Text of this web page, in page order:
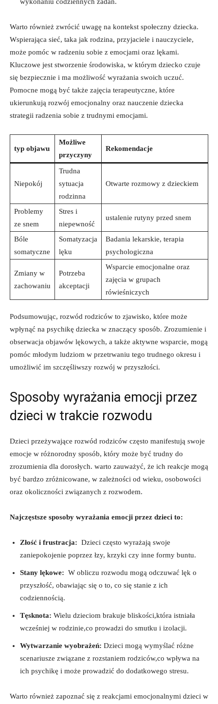
Warto ⁢również zwrócić uwagę na kontekst społeczny ⁢dziecka.
Wspierająca sieć, taka⁣ jak rodzina,​ przyjaciele i nauczyciele,
może pomóc ⁣w⁣ radzeniu sobie z emocjami ‌oraz lękami.
Kluczowe jest stworzenie środowiska, w którym dziecko czuje
się bezpiecznie ‌i ma​ możliwość wyrażania swoich uczuć.
Pomocne mogą być także zajęcia terapeutyczne, ‌które⁤
ukierunkują‍ rozwój emocjonalny oraz nauczenie ​dziecka
⁤strategii radzenia sobie z‍ trudnymi emocjami.
typ objawu
Możliwe
przyczyny
Rekomendacje
Niepokój
Trudna
sytuacja
rodzinna
Otwarte rozmowy z dzieckiem
Problemy
ze snem
Stres i
⁤niepewność
ustalenie rutyny przed snem
Bóle
somatyczne
Somatyzacja
lęku
Badania‍ lekarskie, terapia ​
psychologiczna
Zmiany w
zachowaniu
Potrzeba
⁣akceptacji
Wsparcie‌ emocjonalne oraz
zajęcia⁢ w grupach
rówieśniczych
Podsumowując, ⁢rozwód rodziców to zjawisko, które​ może
‍wpłynąć na psychikę dziecka⁣ w ⁢znaczący sposób. Zrozumienie i
obserwacja objawów lękowych,⁣ a także aktywne ‌wsparcie, mogą
pomóc‌ młodym​ ludziom w przetrwaniu tego trudnego okresu i
umożliwić im szczęśliwszy ⁣rozwój ‍w ⁢przyszłości.
Sposoby wyrażania emocji przez
⁢dzieci​ w trakcie rozwodu
Dzieci przeżywające rozwód rodziców często manifestują swoje
emocje‌ w różnorodny sposób, który ⁣może ‍być trudny do
⁤zrozumienia dla dorosłych.‌ warto zauważyć, że ich⁣ reakcje mogą
​być bardzo⁢ zróżnicowane, w zależności od wieku, osobowości
⁢oraz okoliczności związanych z rozwodem.
Najczęstsze sposoby⁢ wyrażania emocji przez ⁤dzieci to:
Złość i ⁢frustracja: ​ Dzieci często wyrażają swoje
zaniepokojenie⁢ poprzez łzy, krzyki czy inne⁢ formy buntu.
Stany​ lękowe: ⁣ W obliczu⁣ rozwodu⁢ mogą ⁣odczuwać lęk o
przyszłość,⁣ obawiając się o⁣ to, ​co się ‌stanie z ​ich
codziennością.
Tęsknota: Wielu dzieciom ⁣brakuje bliskości,która⁤ istniała
wcześniej w rodzinie,co prowadzi do smutku ⁤i ⁢izolacji.
Wytwarzanie wyobrażeń: Dzieci⁣ mogą wymyślać różne
scenariusze związane z rozstaniem rodziców,co wpływa ​na
ich psychikę i ⁣może prowadzić do dodatkowego stresu.
Warto ‌również zapoznać się ⁢z ‌reakcjami emocjonalnymi dzieci w